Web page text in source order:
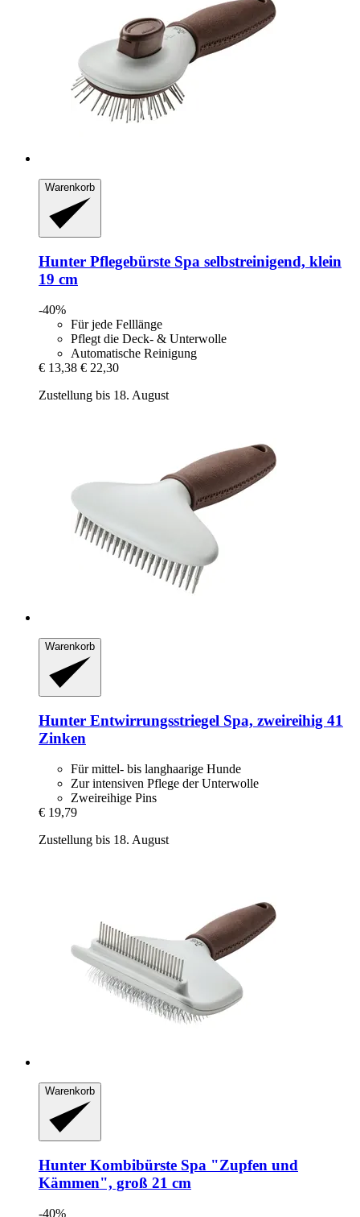
Warenkorb
Hunter Pflegebürste Spa selbstreinigend, klein
19 cm
-40%
Für jede Felllänge
Pflegt die Deck- & Unterwolle
Automatische Reinigung
€ 13,38 € 22,30
Zustellung bis 18. August
Warenkorb
Hunter Entwirrungsstriegel Spa, zweireihig 41
Zinken
Für mittel- bis langhaarige Hunde
Zur intensiven Pflege der Unterwolle
Zweireihige Pins
€ 19,79
Zustellung bis 18. August
Warenkorb
Hunter Kombibürste Spa "Zupfen und
Kämmen", groß 21 cm
-40%